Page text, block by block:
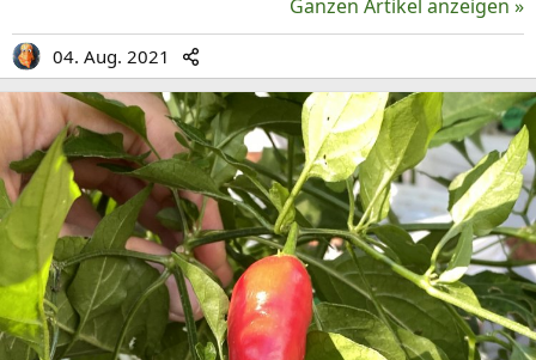
Ganzen Artikel anzeigen »
04. Aug. 2021